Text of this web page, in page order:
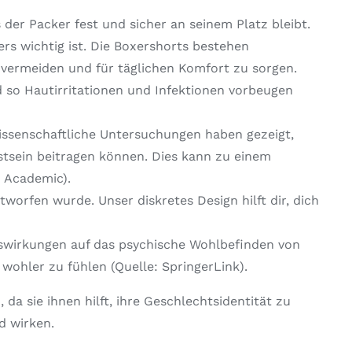
Packer fest und sicher an seinem Platz bleibt.
wichtig ist. Die Boxershorts bestehen
und für täglichen Komfort zu sorgen.
Hautirritationen und Infektionen vorbeugen
Untersuchungen haben gezeigt,
beitragen können. Dies kann zu einem
wurde. Unser diskretes Design hilft dir, dich
auf das psychische Wohlbefinden von
zu fühlen (Quelle: SpringerLink).
da sie ihnen hilft, ihre Geschlechtsidentität zu
wirken.